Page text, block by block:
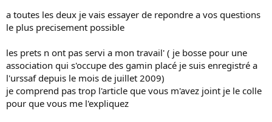
a toutes les deux je vais essayer de repondre a vos questions
le plus precisement possible
les prets n ont pas servi a mon travail' ( je bosse pour une
association qui s'occupe des gamin placé je suis enregistré a
l'urssaf depuis le mois de juillet 2009)
je comprend pas trop l'article que vous m'avez joint je le colle
pour que vous me l'expliquez